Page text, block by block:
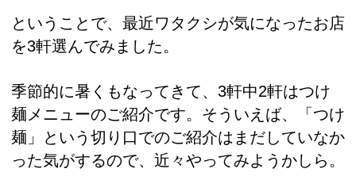
ということで、最近ワタクシが気になったお店
を3軒選んでみました。
季節的に暑くもなってきて、3軒中2軒はつけ
麺メニューのご紹介です。そういえば、「つけ
麺」という切り口でのご紹介はまだしていなか
った気がするので、近々やってみようかしら。